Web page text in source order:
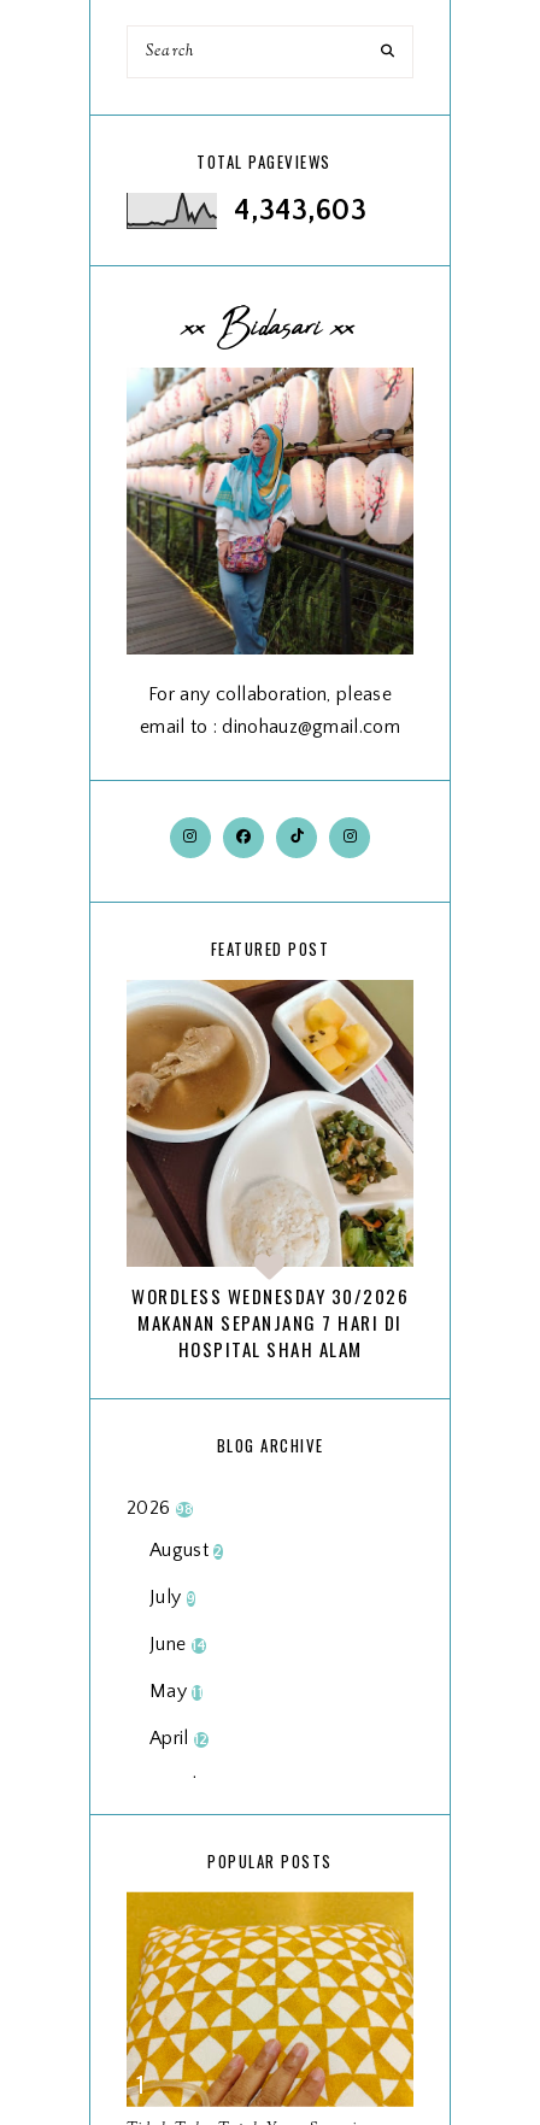
TOTAL PAGEVIEWS
4,343,603
xx Bidasari xx
For any collaboration, please
email to : dinohauz@gmail.com
FEATURED POST
WORDLESS WEDNESDAY 30/2026
MAKANAN SEPANJANG 7 HARI DI
HOSPITAL SHAH ALAM
BLOG ARCHIVE
2026 98
August2
July 9
June 14
May11
April 12
March
2025134
December15
November 14
October13
September 9
POPULAR POSTS